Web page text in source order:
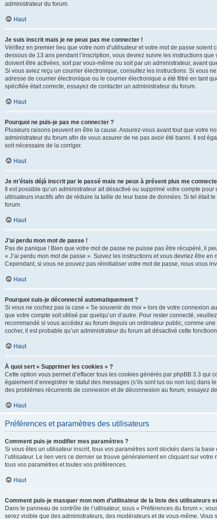
administrateur du forum.
Haut
Je suis inscrit mais je ne peux pas me connecter !
Vérifiez en premier lieu que votre nom d’utilisateur et votre mot de passe
dessous de 13 ans pendant l’inscription, vous devrez suivre les instructions
doivent être activées, soit par vous-même ou soit par un administrateur, avant
Si vous aviez reçu un courrier électronique, consultez les instructions. Si vous
adresse de courrier électronique ou le courrier électronique a été filtré en tant
spécifiée était correcte, essayez de contacter un administrateur du forum.
Haut
Pourquoi ne puis-je pas me connecter ?
Plusieurs raisons peuvent en être la cause. Assurez-vous avant tout que votre
administrateur du forum afin de vous assurer de ne pas avoir été banni. Il est
soit nécessaire de la corriger.
Haut
Je m’étais déjà inscrit par le passé mais ne peux à présent plus me
Il est possible qu’un administrateur ait désactivé ou supprimé votre compte
utilisateurs inactifs afin de réduire la taille de leur base de données. Si tel était
forum.
Haut
J’ai perdu mon mot de passe !
Pas de panique ! Bien que votre mot de passe ne puisse pas être récupéré, il
« J’ai perdu mon mot de passe ». Suivez les instructions et vous devriez être
Cependant, si vous ne pouvez pas réinitialiser votre mot de passe, nous vous
Haut
Pourquoi suis-je déconnecté automatiquement ?
Si vous ne cochez pas la case « Se souvenir de moi » lors de votre connexion
que votre compte soit utilisé par quelqu’un d’autre. Pour rester connecté,
recommandé si vous accédez au forum depuis un ordinateur public, comme
cocher, il est probable qu’un administrateur du forum ait désactivé cette
Haut
À quoi sert « Supprimer les cookies » ?
Cette option vous permet d’effacer tous les cookies générés par phpBB 3.3
également d’enregistrer le statut des messages (s’ils sont lus ou non lus)
des problèmes récurrents de connexion et de déconnexion au forum, essayez
Haut
Préférences et paramètres des utilisateurs
Comment puis-je modifier mes paramètres ?
Si vous êtes un utilisateur inscrit, tous vos paramètres sont stockés dans la
l’utilisateur. Le lien vers ce dernier se trouve généralement en cliquant sur
tous vos paramètres et toutes vos préférences.
Haut
Comment puis-je masquer mon nom d’utilisateur de la liste des utilisateurs
Dans le panneau de contrôle de l’utilisateur, sous « Préférences du forum »,
serez visible que des administrateurs, des modérateurs et de vous-même.